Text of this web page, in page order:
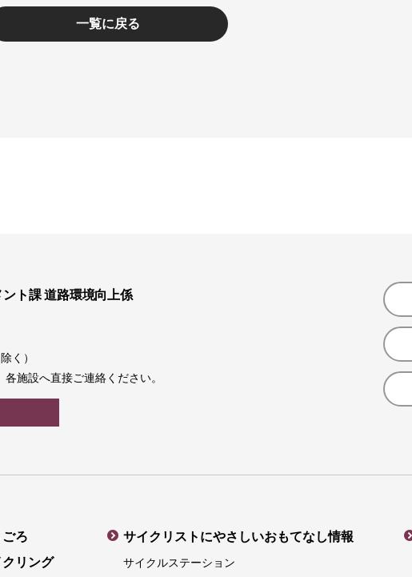
一覧に戻る
ト課 道路環境向上係
く）
施設へ直接ご連絡ください。
ろ
リング
サイクリストにやさしいおもてなし情報
サイクルステーション